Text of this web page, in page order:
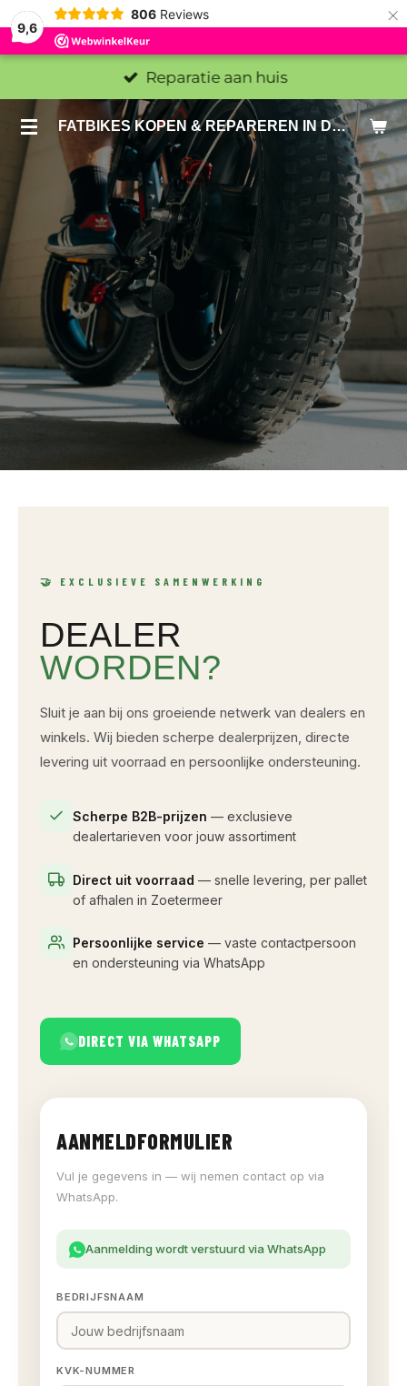
9,6
806 Reviews ×
FATBIKES KOPEN & REPAREREN IN DEN HAAG EN ZOETERMEER - SACHE BIKES
Reparatie aan huis
🤝 EXCLUSIEVE SAMENWERKING
DEALER
WORDEN?
Sluit je aan bij ons groeiende netwerk van dealers en
winkels. Wij bieden scherpe dealerprijzen, directe
levering uit voorraad en persoonlijke ondersteuning.
Scherpe B2B-prijzen — exclusieve
dealertarieven voor jouw assortiment
Direct uit voorraad — snelle levering, per pallet
of afhalen in Zoetermeer
Persoonlijke service — vaste contactpersoon
en ondersteuning via WhatsApp
DIRECT VIA WHATSAPP
AANMELDFORMULIER
Vul je gegevens in — wij nemen contact op via
WhatsApp.
Aanmelding wordt verstuurd via WhatsApp
BEDRIJFSNAAM
KVK-NUMMER